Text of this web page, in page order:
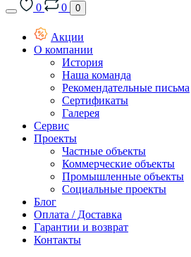
0
0 0
Акции
О компании
История
Наша команда
Рекомендательные письма
Сертификаты
Галерея
Сервис
Проекты
Частные объекты
Коммерческие объекты
Промышленные объекты
Социальные проекты
Блог
Оплата / Доставка
Гарантии и возврат
Контакты